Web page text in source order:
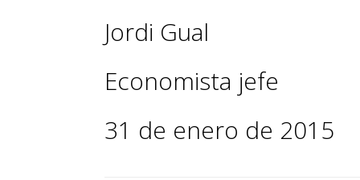
Jordi Gual
Economista jefe
31 de enero de 2015